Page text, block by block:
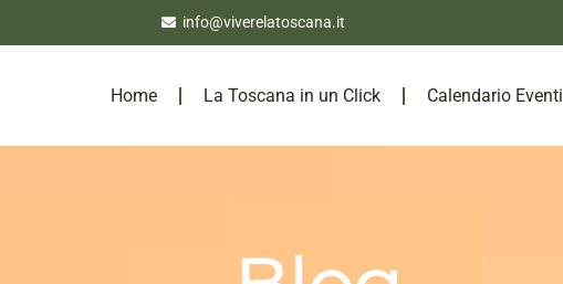
info@viverelatoscana.it
Home La Toscana in un Click Calendario Eventi